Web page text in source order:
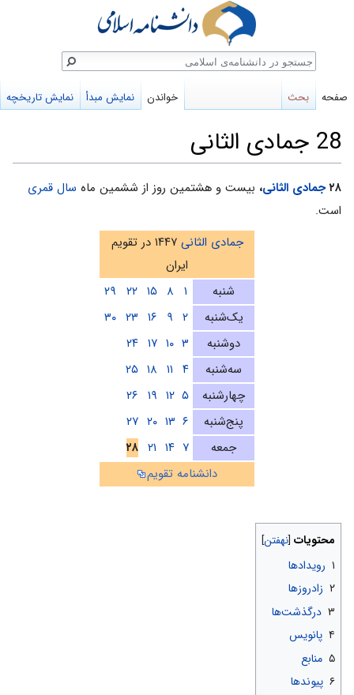
28 جمادی الثانی
پرش
به
پرش
به
۲۸ جمادی الثانی، بیست و هشتمین روز از ششمین ماه سال قمری
است.
جمادی الثانی
۱۴۴۷ در تقویم
ایران
شنبه
۱ ۸ ۱۵ ۲۲ ۲۹
یک‌شنبه
۲ ۹ ۱۶ ۲۳ ۳۰
دوشنبه
۳ ۱۰ ۱۷ ۲۴
سه‌شنبه
۴ ۱۱ ۱۸ ۲۵
چهارشنبه
۵ ۱۲ ۱۹ ۲۶
پنج‌شنبه
۶ ۱۳ ۲۰ ۲۷
جمعه
۷ ۱۴ ۲۱ ۲۸
دانشنامه تقویم
محتویات
۱ رویدادها
۲ زادروزها
۳ درگذشت‌ها
۴ پانویس
۵ منابع
۶ پیوندها
صفحه بحث خواندن نمایش مبدأ نمایش تاریخچه
جستجو